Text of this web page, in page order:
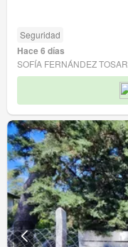
Seguridad
Hace 6 días
SOFÍA FERNÁNDEZ TOSAR